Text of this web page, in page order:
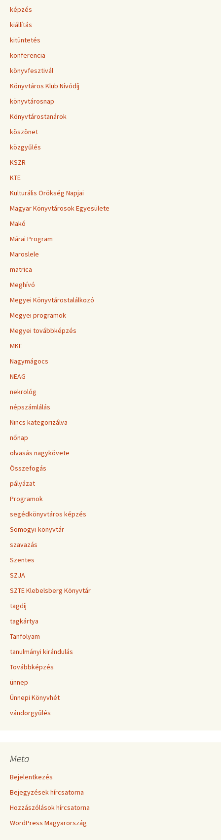
képzés
kiállítás
kitüntetés
konferencia
könyvfesztivál
Könyvtáros Klub Nívódíj
könyvtárosnap
Könyvtárostanárok
köszönet
közgyűlés
KSZR
KTE
Kulturális Örökség Napjai
Magyar Könyvtárosok Egyesülete
Makó
Márai Program
Maroslele
matrica
Meghívó
Megyei Könyvtárostalálkozó
Megyei programok
Megyei továbbképzés
MKE
Nagymágocs
NEAG
nekrológ
népszámlálás
Nincs kategorizálva
nőnap
olvasás nagykövete
Összefogás
pályázat
Programok
segédkönyvtáros képzés
Somogyi-könyvtár
szavazás
Szentes
SZJA
SZTE Klebelsberg Könyvtár
tagdíj
tagkártya
Tanfolyam
tanulmányi kirándulás
Továbbképzés
ünnep
Ünnepi Könyvhét
vándorgyűlés
Meta
Bejelentkezés
Bejegyzések hírcsatorna
Hozzászólások hírcsatorna
WordPress Magyarország